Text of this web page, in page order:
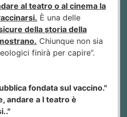
al teatro o al cinema la
È una delle
della storia della
Chiunque non sia
finirà per capire”.
fondata sul vaccino."
andare a l teatro è